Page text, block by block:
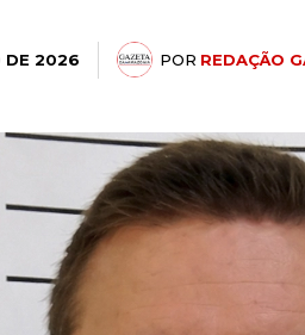
DE 2026 POR REDAÇÃO